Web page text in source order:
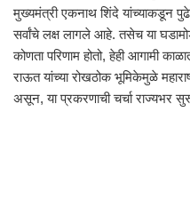
मुख्यमंत्री एकनाथ शिंदे यांच्याकडून
सर्वांचे लक्ष लागले आहे. तसेच या
कोणता परिणाम होतो, हेही आगामी
राऊत यांच्या रोखठोक भूमिकेमुळे
असून, या प्रकरणाची चर्चा राज्यभर